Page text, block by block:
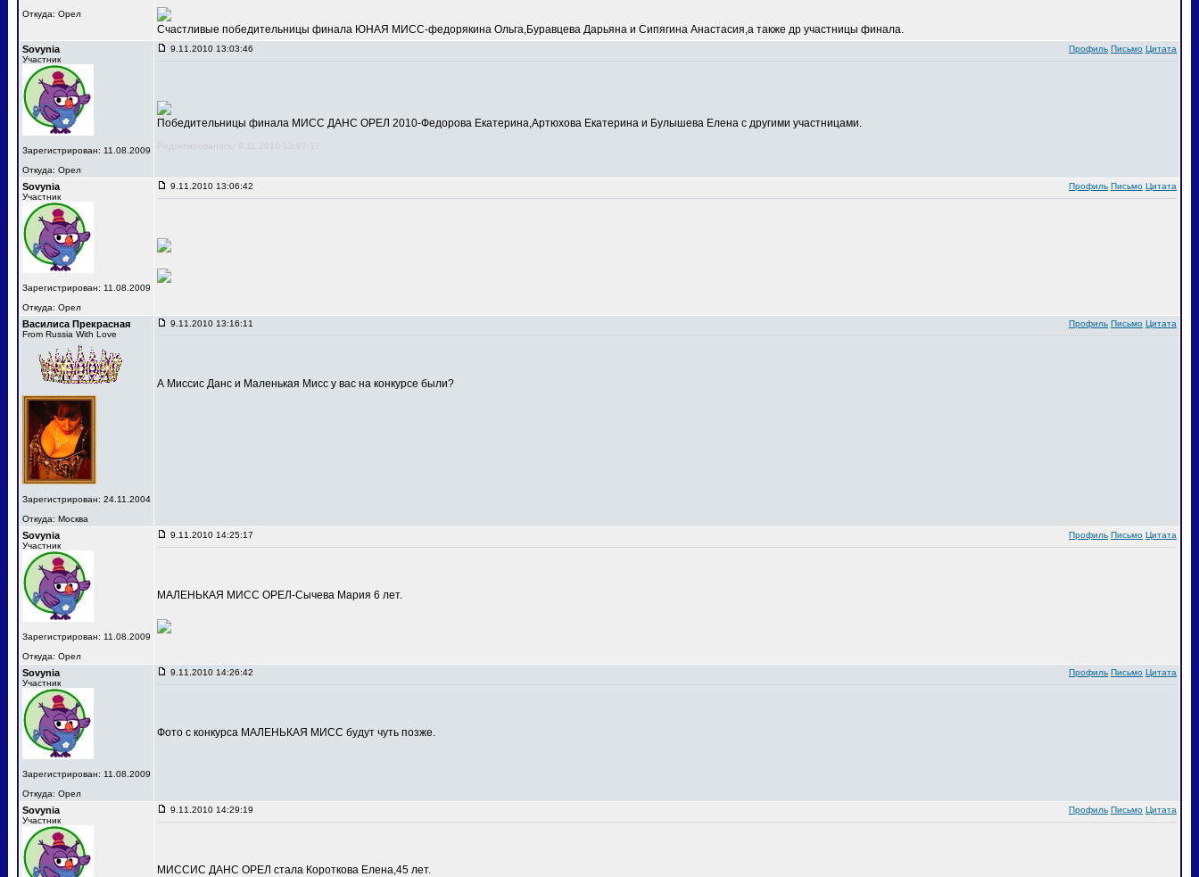
Откуда: Орел
Счастливые победительницы финала ЮНАЯ МИСС-федорякина Ольга,Буравцева Дарьяна и Сипягина Анастасия,а также др участницы финала.
Sovynia
Участник
Зарегистрирован: 11.08.2009
Откуда: Орел
9.11.2010 13:03:46 Профиль Письмо Цитата
Победительницы финала МИСС ДАНС ОРЕЛ 2010-Федорова Екатерина,Артюхова Екатерина и Булышева Елена с другими участницами.
Редактировалось: 9.11.2010 13:07:17
Sovynia
Участник
Зарегистрирован: 11.08.2009
Откуда: Орел
9.11.2010 13:06:42 Профиль Письмо Цитата
Василиса Прекрасная
From Russia With Love
Зарегистрирован: 24.11.2004
Откуда: Москва
9.11.2010 13:16:11 Профиль Письмо Цитата
А Миссис Данс и Маленькая Мисс у вас на конкурсе были?
Sovynia
Участник
Зарегистрирован: 11.08.2009
Откуда: Орел
9.11.2010 14:25:17 Профиль Письмо Цитата
МАЛЕНЬКАЯ МИСС ОРЕЛ-Сычева Мария 6 лет.
Sovynia
Участник
Зарегистрирован: 11.08.2009
Откуда: Орел
9.11.2010 14:26:42 Профиль Письмо Цитата
Фото с конкурса МАЛЕНЬКАЯ МИСС будут чуть позже.
Sovynia
Участник
9.11.2010 14:29:19 Профиль Письмо Цитата
МИССИС ДАНС ОРЕЛ стала Короткова Елена,45 лет.